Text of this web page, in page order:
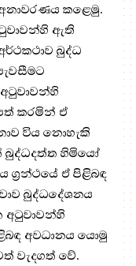
කළෙමු.
ඇති
බුද්ධ
කරමින් ඒ
විය නොහැකි
බුද්ධදත්ත හිමියෝ
ග්‍රන්ථයේ ඒ පිළිබඳ
බුද්ධදේශනය
අවධානය යොමු
වැදගත් වේ.